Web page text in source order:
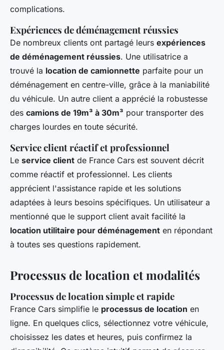
complications.
Expériences de déménagement réussies
De nombreux clients ont partagé leurs expériences
de déménagement réussies. Une utilisatrice a
trouvé la location de camionnette parfaite pour un
déménagement en centre-ville, grâce à la maniabilité
du véhicule. Un autre client a apprécié la robustesse
des camions de 19m³ à 30m³ pour transporter des
charges lourdes en toute sécurité.
Service client réactif et professionnel
Le service client de France Cars est souvent décrit
comme réactif et professionnel. Les clients
apprécient l'assistance rapide et les solutions
adaptées à leurs besoins spécifiques. Un utilisateur a
mentionné que le support client avait facilité la
location utilitaire pour déménagement en répondant
à toutes ses questions rapidement.
Processus de location et modalités
Processus de location simple et rapide
France Cars simplifie le processus de location en
ligne. En quelques clics, sélectionnez votre véhicule,
choisissez les dates et heures, puis confirmez la